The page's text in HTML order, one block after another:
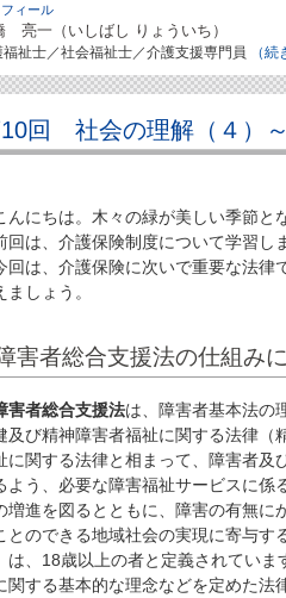
ィール
亮一（いしばし りょういち）
福祉士／社会福祉士／介護支援専門員 （
回 社会の理解（４）
にちは。木々の緑が美しい季節と
は、介護保険制度について学習し
は、介護保険に次いで重要な法律
ましょう。
害者総合支援法の仕組み
害者総合支援法は、障害者基本法の
及び精神障害者福祉に関する法律（
に関する法律と相まって、障害者及
よう、必要な障害福祉サービスに
増進を図るとともに、障害の有無に
とのできる地域社会の実現に寄与す
は、18歳以上の者と定義されていま
関する基本的な理念などを定めた法